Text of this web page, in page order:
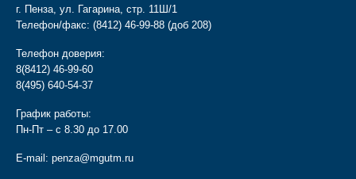
г. Пенза, ул. Гагарина, стр. 11Ш/1
Телефон/факс: (8412) 46-99-88 (доб 208)
Телефон доверия:
8(8412) 46-99-60
8(495) 640-54-37
График работы:
Пн-Пт – с 8.30 до 17.00
E-mail: penza@mgutm.ru